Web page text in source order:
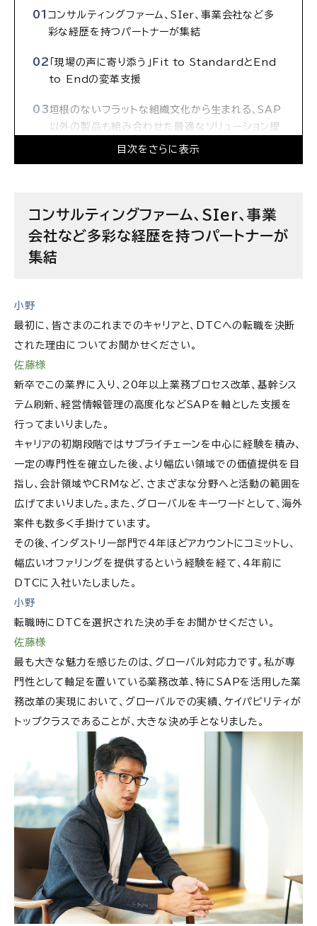
目次をさらに表示
コンサルティングファーム、SIer、事業会社など多
彩な経歴を持つパートナーが集結
「現場の声に寄り添う」Fit to StandardとEnd
to Endの変革支援
垣根のないフラットな組織文化から生まれる、SAP
以外の製品も組み合わせた最適なソリューション提
SAPの専門性を極めるか、領域を広げるか。個々の
志向に応じた柔軟なキャリア形成を支援
えながら5年後の倍増を目指す
情報
コンサルティングファーム、SIer、事業
会社など多彩な経歴を持つパートナーが
集結
小野
最初に、皆さまのこれまでのキャリアと、DTCへの転職を決断
された理由についてお聞かせください。
佐藤様
新卒でこの業界に入り、20年以上業務プロセス改革、基幹シス
テム刷新、経営情報管理の高度化などSAPを軸とした支援を
行ってまいりました。
キャリアの初期段階ではサプライチェーンを中心に経験を積み、
一定の専門性を確立した後、より幅広い領域での価値提供を目
指し、会計領域やCRMなど、さまざまな分野へと活動の範囲を
広げてまいりました。また、グローバルをキーワードとして、海外
案件も数多く手掛けています。
その後、インダストリー部門で4年ほどアカウントにコミットし、
幅広いオファリングを提供するという経験を経て、4年前に
DTCに入社いたしました。
小野
転職時にDTCを選択された決め手をお聞かせください。
佐藤様
最も大きな魅力を感じたのは、グローバル対応力です。私が専
門性として軸足を置いている業務改革、特にSAPを活用した業
務改革の実現において、グローバルでの実績、ケイパビリティが
トップクラスであることが、大きな決め手となりました。